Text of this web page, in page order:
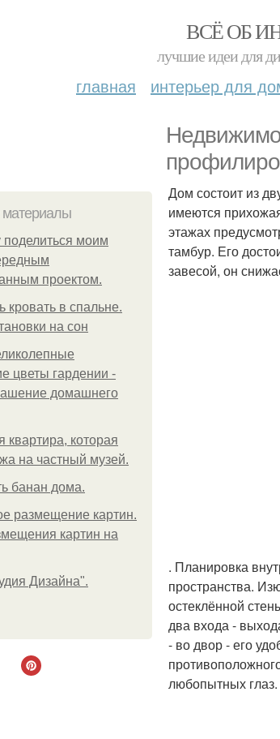
ВСЁ ОБ
лучшие идеи для
главная интерьер для
поделиться моим
проектом.
кровать в спальне.
на сон
цветы гардении -
домашнего
квартира, которая
на частный музей.
банан дома.
размещение картин.
картин на
Дизайна".
Дом состоит из
имеются
этажах
тамбур. Его
завесой, он
. Планировка
пространства.
остеклённой
два входа -
- во двор - его
любопытных